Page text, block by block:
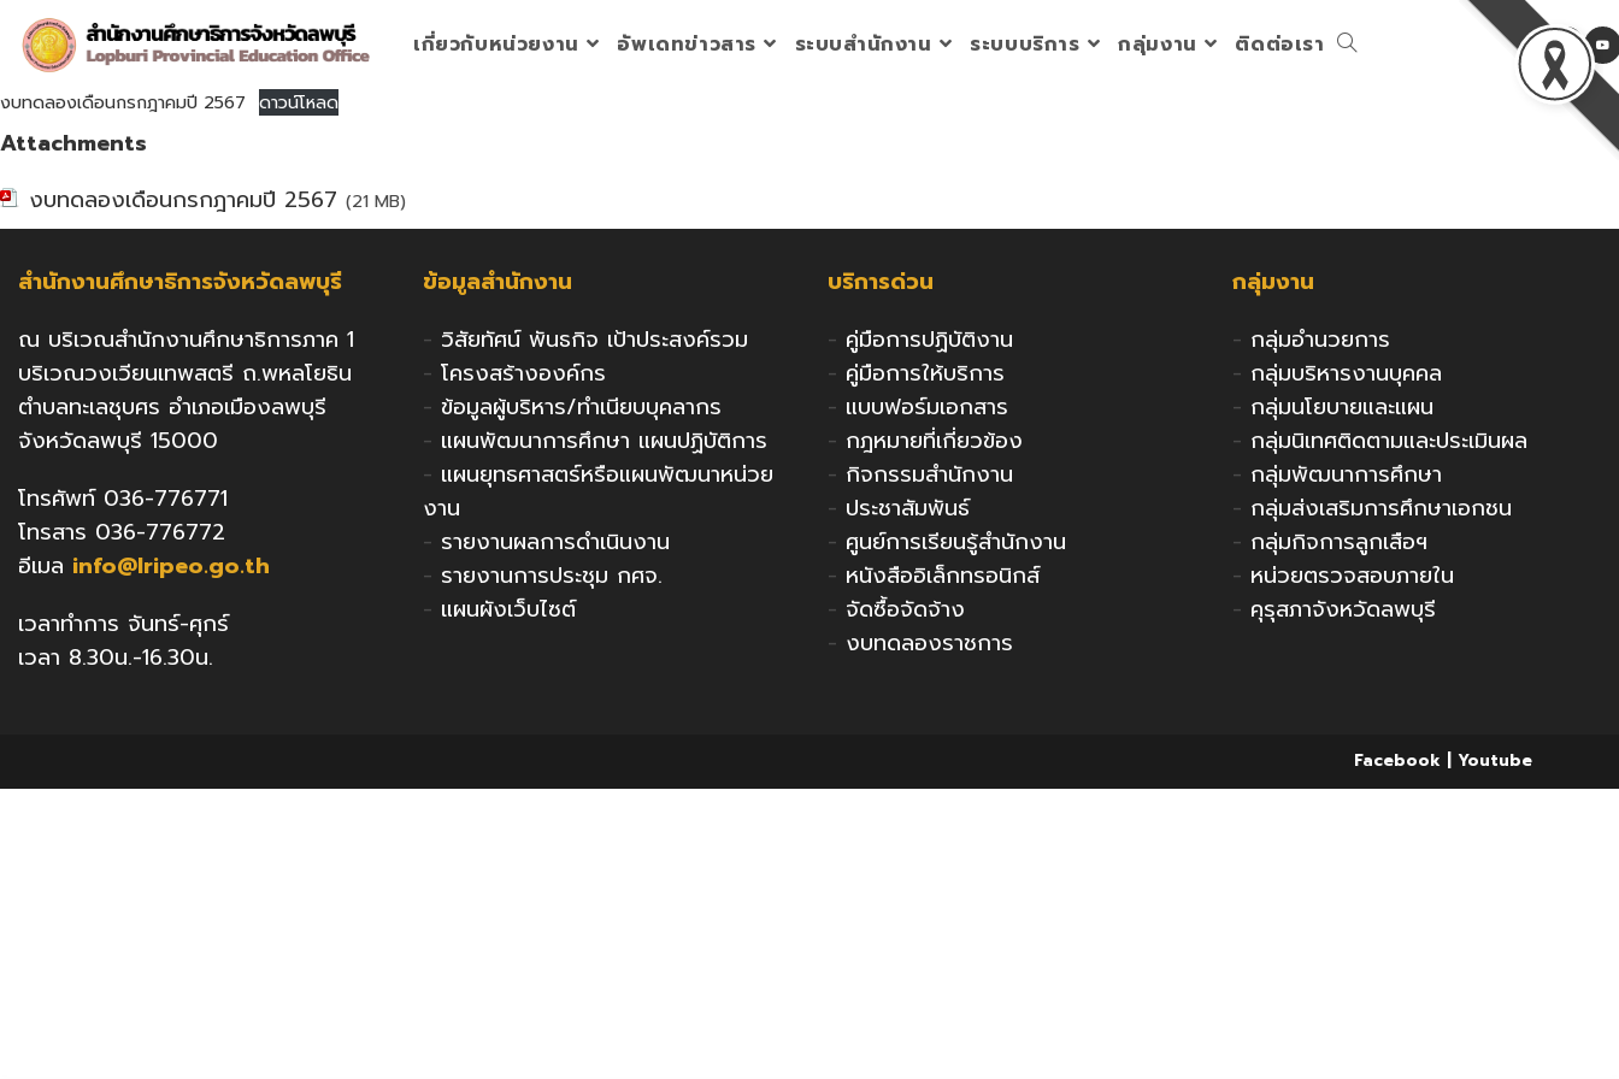
content
เกี่ยวกับหน่วยงาน อัพเดทข่าวสาร ระบบสำนักงาน ระบบบริการ กลุ่มงาน ติดต่อเรา Toggle
งบทดลองเดือนกรกฎาคมปี 2567 ดาวน์โหลด
Attachments
งบทดลองเดือนกรกฎาคมปี 2567 (21 MB)
สำนักงานศึกษาธิการจังหวัดลพบุรี
ณ บริเวณสำนักงานศึกษาธิการภาค 1
บริเวณวงเวียนเทพสตรี ถ.พหลโยธิน
ตำบลทะเลชุบศร อำเภอเมืองลพบุรี
จังหวัดลพบุรี 15000
โทรศัพท์ 036-776771
โทรสาร 036-776772
อีเมล info@lripeo.go.th
เวลาทำการ จันทร์-ศุกร์
เวลา 8.30น.-16.30น.
ข้อมูลสำนักงาน
- วิสัยทัศน์ พันธกิจ เป้าประสงค์รวม
- โครงสร้างองค์กร
- ข้อมูลผู้บริหาร/ทำเนียบบุคลากร
- แผนพัฒนาการศึกษา แผนปฏิบัติการ
- แผนยุทธศาสตร์หรือแผนพัฒนาหน่วย
งาน
- รายงานผลการดำเนินงาน
- รายงานการประชุม กศจ.
- แผนผังเว็บไซต์
บริการด่วน
- คู่มือการปฏิบัติงาน
- คู่มือการให้บริการ
- แบบฟอร์มเอกสาร
- กฎหมายที่เกี่ยวข้อง
- กิจกรรมสำนักงาน
- ประชาสัมพันธ์
- ศูนย์การเรียนรู้สำนักงาน
- หนังสืออิเล็กทรอนิกส์
- จัดซื้อจัดจ้าง
- งบทดลองราชการ
กลุ่มงาน
- กลุ่มอำนวยการ
- กลุ่มบริหารงานบุคคล
- กลุ่มนโยบายและแผน
- กลุ่มนิเทศติดตามและประเมินผล
- กลุ่มพัฒนาการศึกษา
- กลุ่มส่งเสริมการศึกษาเอกชน
- กลุ่มกิจการลูกเสือฯ
- หน่วยตรวจสอบภายใน
- คุรุสภาจังหวัดลพบุรี
Facebook Youtube